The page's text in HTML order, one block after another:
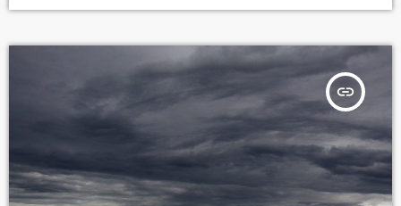
l’inscription : « Et si vous l’aviez laissé vivre ? ». 1500 des 5000 vélo’v
insert_link